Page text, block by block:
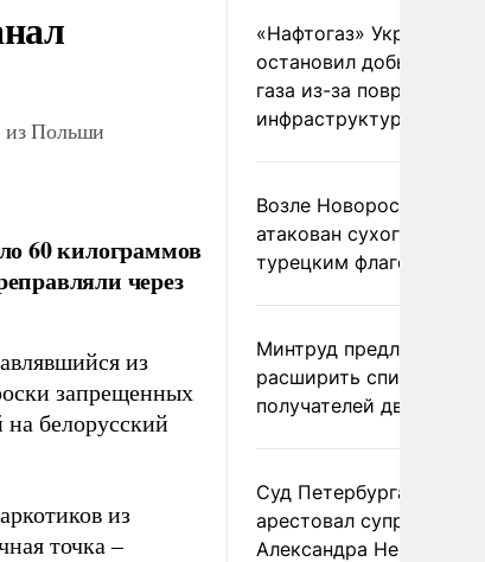
из Польши
60 килограммов
через
из
запрещенных
на белорусский
из
точка –
«Нафтогаз» Украины
остановил добычу
газа из-за повреждения
инфраструктуры
Возле Новороссийска
атакован сухогруз под
турецким флагом
Минтруд предложил
расширить список
получателей двух
Суд Петербурга заочно
арестовал супругу
Александра Невзорова